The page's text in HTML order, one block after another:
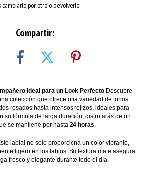
por otro o devolverlo.
Compartir:
Ideal para un Look Perfecto Descubre
colección que ofrece una variedad de tonos
rosados hasta intensos rojizos, ideales para
su fórmula de larga duración, disfrutarás de un
se mantiene por hasta 24 horas.
labial no solo proporciona un color vibrante,
ligero en los labios. Su textura mate asegura
fresco y elegante durante todo el día.